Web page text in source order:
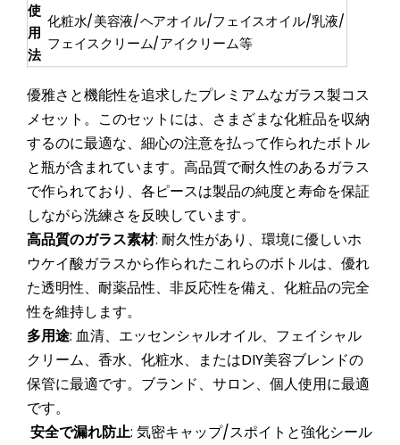
使
用
法
化粧水/美容液/ヘアオイル/フェイスオイル/乳液/
フェイスクリーム/アイクリーム等
優雅さと機能性を追求したプレミアムなガラス製コス
メセット。このセットには、さまざまな化粧品を収納
するのに最適な、細心の注意を払って作られたボトル
と瓶が含まれています。高品質で耐久性のあるガラス
で作られており、各ピースは製品の純度と寿命を保証
しながら洗練さを反映しています。
高品質のガラス素材: 耐久性があり、環境に優しいホ
ウケイ酸ガラスから作られたこれらのボトルは、優れ
た透明性、耐薬品性、非反応性を備え、化粧品の完全
性を維持します。
多用途: 血清、エッセンシャルオイル、フェイシャル
クリーム、香水、化粧水、またはDIY美容ブレンドの
保管に最適です。ブランド、サロン、個人使用に最適
です。
安全で漏れ防止: 気密キャップ/スポイトと強化シール